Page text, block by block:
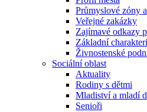
Průmyslové zóny
Veřejné zakázky
Zajímavé odkazy
Základní
Živnostenské
Sociální oblast
Aktuality
Rodiny s dětmi
Mladiství a mladí
Senioři